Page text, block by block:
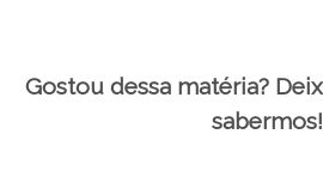
Gostou dessa matéria?
sabermos!